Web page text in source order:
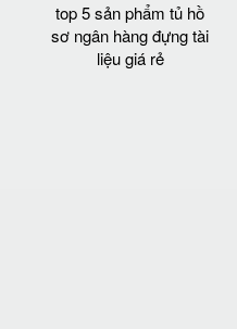
top 5 sản phẩm tủ hồ
sơ ngân hàng đựng tài
liệu giá rẻ